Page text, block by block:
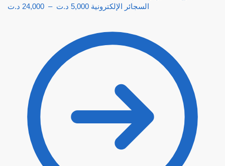
السجائر الإلكترونية 5,000 د.ت –
24,000 د.ت